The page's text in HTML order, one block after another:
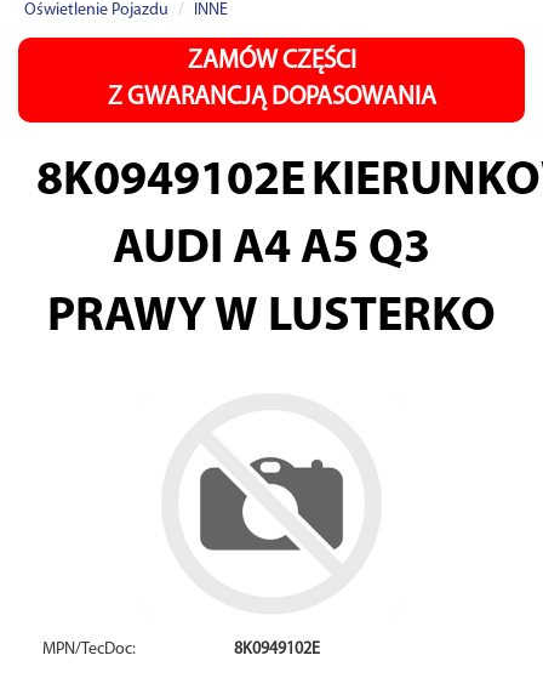
Oświetlenie Pojazdu INNE
ZAMÓW CZĘŚCI
Z GWARANCJĄ DOPASOWANIA
8K0949102E
AUDI A4 A5 Q3
PRAWY W LUSTERKO
MPN/TecDoc: 8K0949102E